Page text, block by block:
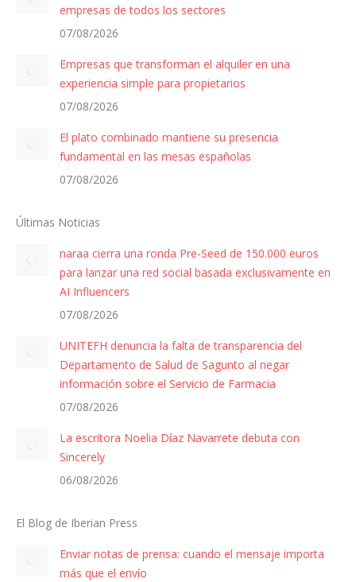
empresas de todos los sectores
07/08/2026
Empresas que transforman el alquiler en una
experiencia simple para propietarios
07/08/2026
El plato combinado mantiene su presencia
fundamental en las mesas españolas
07/08/2026
Últimas Noticias
naraa cierra una ronda Pre-Seed de 150.000 euros
para lanzar una red social basada exclusivamente en
AI Influencers
07/08/2026
UNITEFH denuncia la falta de transparencia del
Departamento de Salud de Sagunto al negar
información sobre el Servicio de Farmacia
07/08/2026
La escritora Noelia Díaz Navarrete debuta con
Sincerely
06/08/2026
El Blog de Iberian Press
Enviar notas de prensa: cuando el mensaje importa
más que el envío